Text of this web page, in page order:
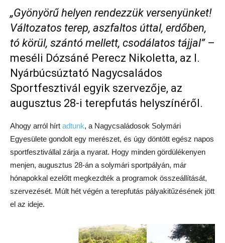
„Gyönyörű helyen rendezzük versenyünket!
Változatos terep, aszfaltos úttal, erdőben,
tó körül, szántó mellett, csodálatos tájjal”–
meséli Dózsáné Perecz Nikoletta, az I.
Nyárbúcsúztató Nagycsaládos
Sportfesztivál egyik szervezője, az
augusztus 28-i terepfutás helyszínéről.
Ahogy arról hírt adtunk, a Nagycsaládosok Solymári
Egyesülete gondolt egy merészet, és úgy döntött egész napos
sportfesztivállal zárja a nyarat. Hogy minden gördülékenyen
menjen, augusztus 28-án a solymári sportpályán, már
hónapokkal ezelőtt megkezdték a programok összeállítását,
szervezését. Múlt hét végén a terepfutás pályakitűzésének jött
el az ideje.